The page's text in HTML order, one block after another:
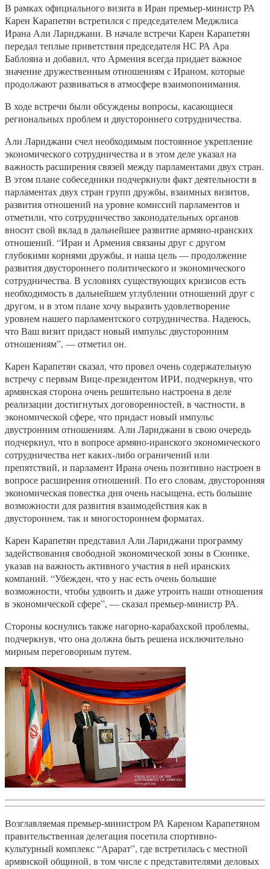
В рамках официального визита в Иран премьер-министр РА
Карен Карапетян встретился с председателем Меджлиса
Ирана Али Лариджани. В начале встречи Карен Карапетян
передал теплые приветствия председателя НС РА Ара
Баблояна и добавил, что Армения всегда придает важное
значение дружественным отношениям с Ираном, которые
продолжают развиваться в атмосфере взаимопонимания.
В ходе встречи были обсуждены вопросы, касающиеся
региональных проблем и двустороннего сотрудничества.
Али Лариджани счел необходимым постоянное укрепление
экономического сотрудничества и в этом деле указал на
важность расширения связей между парламентами двух стран.
В этом плане собеседники подчеркнули факт деятельности в
парламентах двух стран групп дружбы, взаимных визитов,
развития отношений на уровне комиссий парламентов и
отметили, что сотрудничество законодательных органов
вносит свой вклад в дальнейшее развитие армяно-иранских
отношений. “Иран и Армения связаны друг с другом
глубокими корнями дружбы, и наша цель — продолжение
развития двустороннего политического и экономического
сотрудничества. В условиях существующих кризисов есть
необходимость в дальнейшем углублении отношений друг с
другом, и в этом плане хочу выразить удовлетворение
уровнем нашего парламентского сотрудничества. Надеюсь,
что Ваш визит придаст новый импульс двусторонним
отношениям”, — отметил он.
Карен Карапетян сказал, что провел очень содержательную
встречу с первым Вице-президентом ИРИ, подчеркнув, что
армянская сторона очень решительно настроена в деле
реализации достигнутых договоренностей, в частности, в
экономической сфере, что придаст новый импульс
двустронним отношениям. Али Лариджани в свою очередь
подчеркнул, что в вопросе армяно-иранского экономического
сотрудничества нет каких-либо ограничений или
препятствий, и парламент Ирана очень позитивно настроен в
вопросе расширения отношений. По его словам, двусторонняя
экономическая повестка дня очень насыщена, есть большие
возможности для развития взаимодействия как в
двустороннем, так и многостороннем форматах.
Карен Карапетян представил Али Лариджани программу
задействования свободной экономической зоны в Сюнике,
указав на важность активного участия в ней иранских
компаний. “Убежден, что у нас есть очень большие
возможности, чтобы удвоить и даже утроить наши отношения
в экономической сфере”, — сказал премьер-министр РА.
Стороны коснулись также нагорно-карабахской проблемы,
подчеркнув, что она должна быть решена исключительно
мирным переговорным путем.
Возглавляемая премьер-министром РА Кареном Карапетяном
правительственная делегация посетила спортивно-
культурный комплекс “Арарат”, где встретилась с местной
армянской общиной, в том числе с представителями деловых